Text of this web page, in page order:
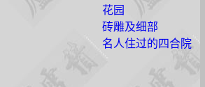
花园
砖雕及细部
名人住过的四合院